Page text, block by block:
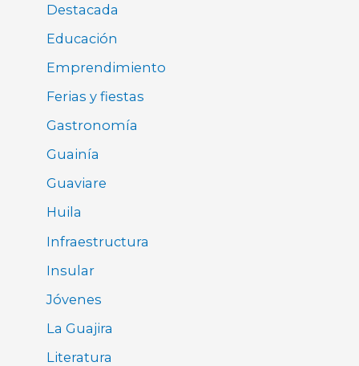
Destacada
Educación
Emprendimiento
Ferias y fiestas
Gastronomía
Guainía
Guaviare
Huila
Infraestructura
Insular
Jóvenes
La Guajira
Literatura